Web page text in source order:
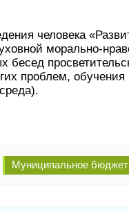
человека
морально-
бесед
проблем, обучения
Муниципальное